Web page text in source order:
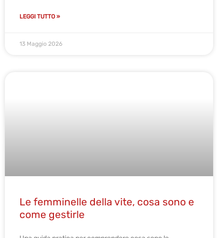
LEGGI TUTTO »
13 Maggio 2026
Le femminelle della vite, cosa sono e
come gestirle